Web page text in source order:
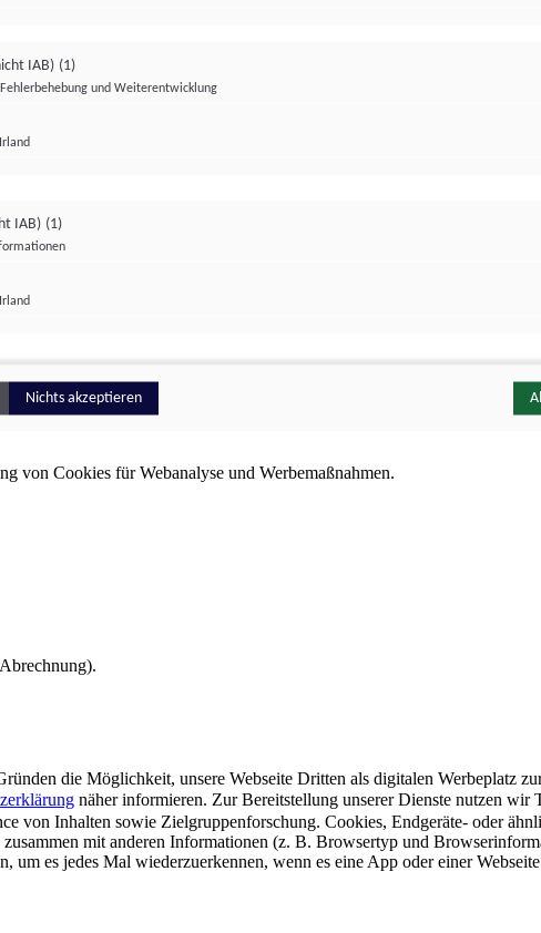
von Cookies für Webanalyse und Werbemaßnahmen.
die Möglichkeit, unsere Webseite Dritten als digitalen Werbeplatz
näher informieren. Zur Bereitstellung unserer Dienste nutzen wir
von Inhalten sowie Zielgruppenforschung. Cookies, Endgeräte- oder
mit anderen Informationen (z. B. Browsertyp und
um es jedes Mal wiederzuerkennen, wenn es eine App oder einer
IAB) (1)
und Weiterentwicklung
IAB) (1)
Nichts akzeptieren